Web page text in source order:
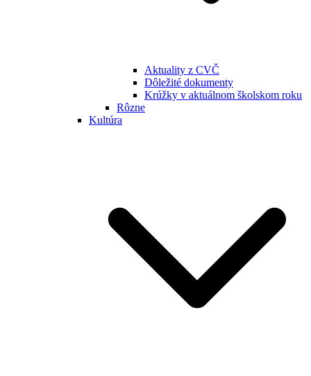
Aktuality z CVČ
Dôležité dokumenty
Krúžky v aktuálnom školskom roku
Rôzne
Kultúra